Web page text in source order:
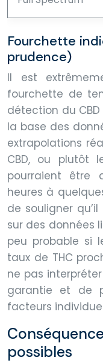
Fourchette
prudence)
Il est
fourchette de
détection du
la base des
extrapolations
CBD, ou plutôt
pourraient être
heures à
de souligner
sur des données
peu probable si
taux de THC
ne pas
garantie et de
facteurs
possibles